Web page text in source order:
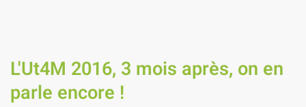
L'Ut4M 2016, 3 mois après, on en
parle encore !